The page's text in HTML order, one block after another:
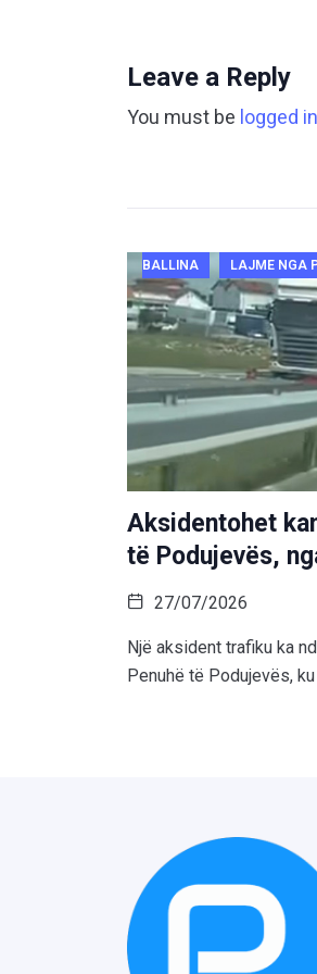
Leave a Reply
You must be logged in
BALLINA LAJME NGA
Aksidentohet
të Podujevës,
27/07/2026
Një aksident trafiku ka
Penuhë të Podujevës,